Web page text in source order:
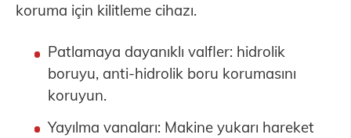
koruma için kilitleme cihazı.
Patlamaya dayanıklı valfler: hidrolik
boruyu, anti-hidrolik boru korumasını
koruyun.
Yayılma vanaları: Makine yukarı hareket